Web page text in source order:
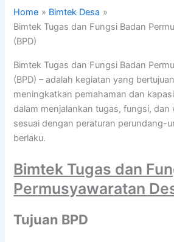
Home
Bimtek Desa
Bimtek Tugas dan Fungsi Badan
(BPD)
Bimtek Tugas dan Fungsi Badan
(BPD) – adalah kegiatan yang
meningkatkan pemahaman dan
dalam menjalankan tugas, fungsi, dan
sesuai dengan peraturan perundang-
berlaku.
Bimtek Tugas dan
Permusyawaratan
Tujuan BPD